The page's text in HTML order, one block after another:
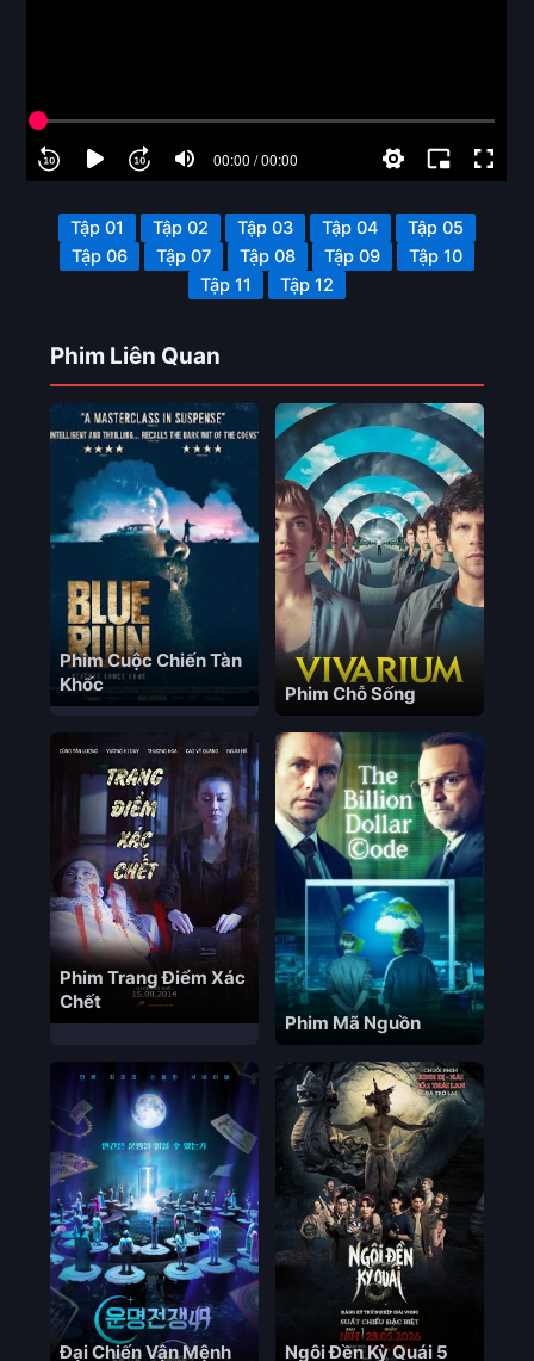
Tập 01 Tập 02 Tập 03 Tập 04
Tập 05
Tập 06
Tập 07 Tập 08 Tập 09
Tập 10
Tập 11
Tập 12
Phim Liên Quan
Phim Cuộc Chiến Tàn
Khốc
Phim Chỗ Sống
Phim Trang Điểm Xác
Chết
Phim Mã Nguồn
Đại Chiến Vận Mệnh Ngôi Đền Kỳ Quái 5